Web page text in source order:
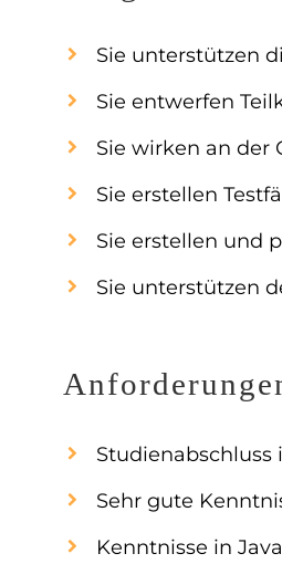
Sie unterstützen
Sie entwerfen
Sie wirken an der
Sie erstellen
Sie erstellen und
Sie unterstützen
Sehr gute
Kenntnisse in